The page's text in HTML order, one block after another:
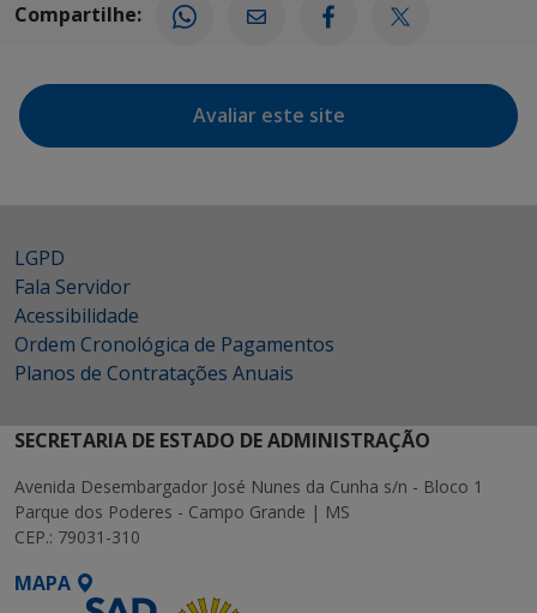
Compartilhe:
Avaliar este site
LGPD
Fala Servidor
Acessibilidade
Ordem Cronológica de Pagamentos
Planos de Contratações Anuais
SECRETARIA DE ESTADO DE ADMINISTRAÇÃO
Avenida Desembargador José Nunes da Cunha s/n - Bloco 1
Parque dos Poderes - Campo Grande | MS
CEP.: 79031-310
MAPA